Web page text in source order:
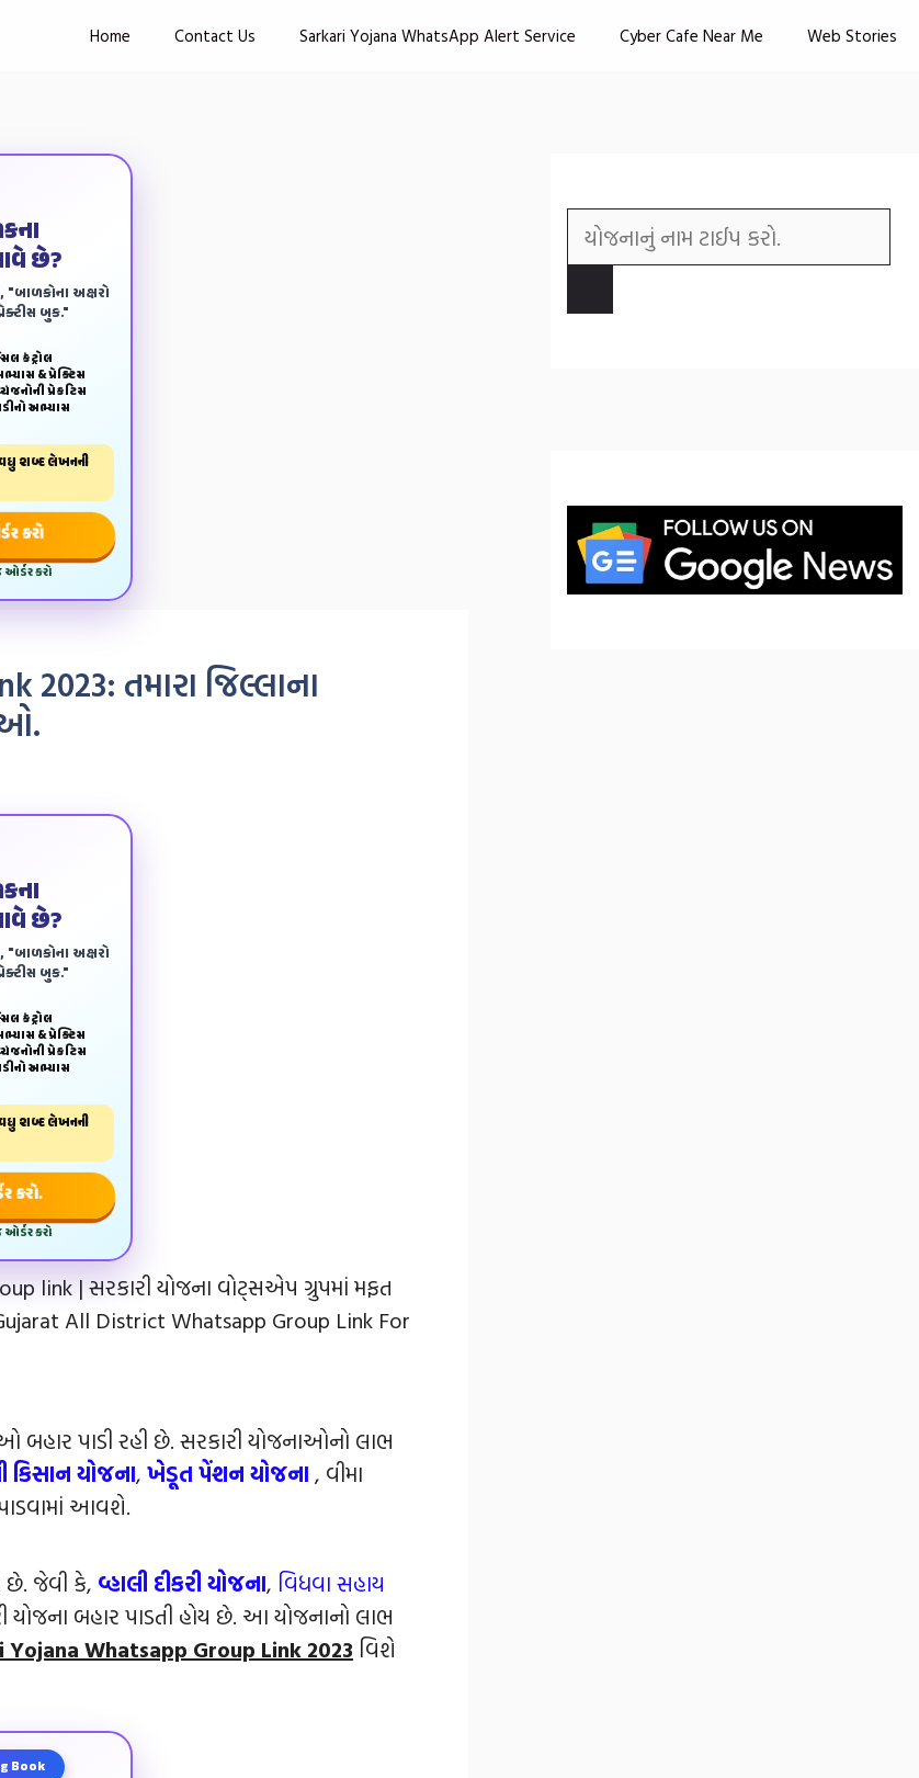
Home Contact Us Sarkari Yojana WhatsApp Alert Service Cyber Cafe Near Me Web Stories
છે?
અક્ષરો
બુક."
કંટ્રોલ
& પ્રેક્ટિસ
પ્રેકટિસ
અભ્યાસ
શબ્દ લેખનની
કરો
કરો
2023: તમારા જિલ્લાના
છે?
અક્ષરો
બુક."
કંટ્રોલ
& પ્રેક્ટિસ
પ્રેકટિસ
અભ્યાસ
શબ્દ લેખનની
કરો.
કરો
link | સરકારી યોજના વોટ્સએપ ગ્રુપમાં મફત
All District Whatsapp Group Link For
પાડી રહી છે. સરકારી યોજનાઓનો લાભ
કિસાન યોજના, ખેડૂત પેંશન યોજના , વીમા
આવશે.
છે. જેવી કે, વ્હાલી દીકરી યોજના, વિધવા સહાય
યોજના બહાર પાડતી હોય છે. આ યોજનાનો લાભ
Yojana Whatsapp Group Link 2023 વિશે
Book